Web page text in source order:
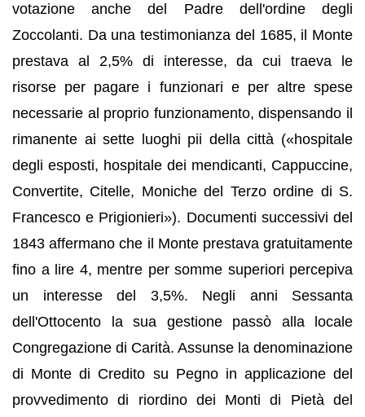
votazione anche del Padre dell'ordine degli
Zoccolanti. Da una testimonianza del 1685, il Monte
prestava al 2,5% di interesse, da cui traeva le
risorse per pagare i funzionari e per altre spese
necessarie al proprio funzionamento, dispensando il
rimanente ai sette luoghi pii della città («hospitale
degli esposti, hospitale dei mendicanti, Cappuccine,
Convertite, Citelle, Moniche del Terzo ordine di S.
Francesco e Prigionieri»). Documenti successivi del
1843 affermano che il Monte prestava gratuitamente
fino a lire 4, mentre per somme superiori percepiva
un interesse del 3,5%. Negli anni Sessanta
dell'Ottocento la sua gestione passò alla locale
Congregazione di Carità. Assunse la denominazione
di Monte di Credito su Pegno in applicazione del
provvedimento di riordino dei Monti di Pietà del